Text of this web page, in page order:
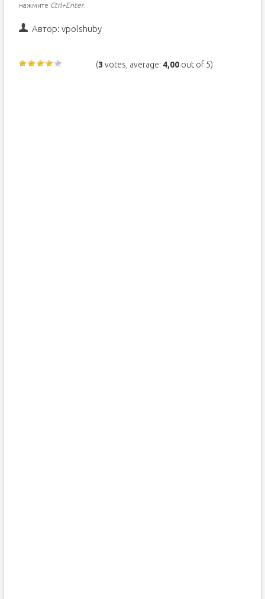
нажмите Ctrl+Enter.
Автор: vpolshuby
(3 votes, average: 4,00 out of 5)